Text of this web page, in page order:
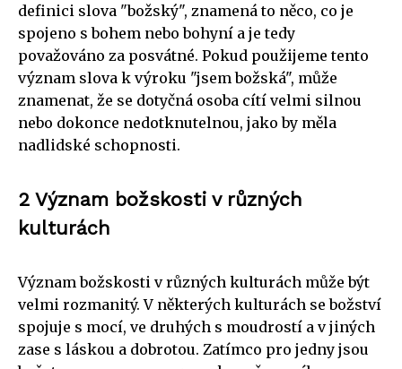
definici slova "božský", znamená to něco, co je
spojeno s bohem nebo bohyní a je tedy
považováno za posvátné. Pokud použijeme tento
význam slova k výroku "jsem božská", může
znamenat, že se dotyčná osoba cítí velmi silnou
nebo dokonce nedotknutelnou, jako by měla
nadlidské schopnosti.
2 Význam božskosti v různých
kulturách
Význam božskosti v různých kulturách může být
velmi rozmanitý. V některých kulturách se božství
spojuje s mocí, ve druhých s moudrostí a v jiných
zase s láskou a dobrotou. Zatímco pro jedny jsou